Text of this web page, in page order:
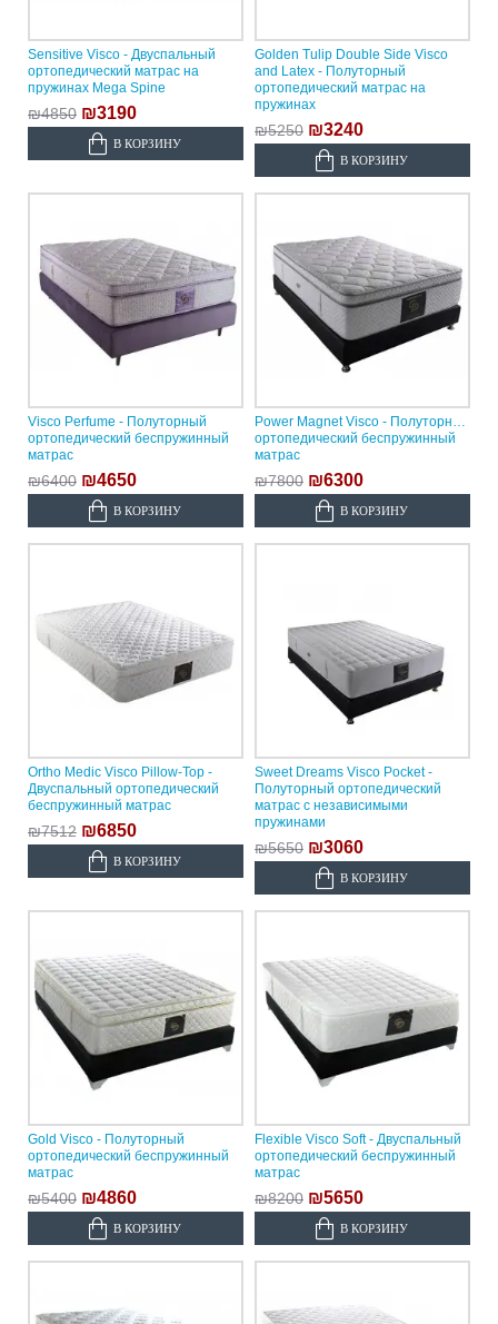
Sensitive Visco - Двуспальный
ортопедический матрас на
пружинах Mega Spine
₪4850 ₪3190
В КОРЗИНУ
Golden Tulip Double Side Visco
and Latex - Полуторный
ортопедический матрас на
пружинах
₪5250 ₪3240
В КОРЗИНУ
Visco Perfume - Полуторный
ортопедический беспружинный
матрас
₪6400 ₪4650
В КОРЗИНУ
Power Magnet Visco - Полуторный
ортопедический беспружинный
матрас
₪7800 ₪6300
В КОРЗИНУ
Ortho Medic Visco Pillow-Top -
Двуспальный ортопедический
беспружинный матрас
₪7512 ₪6850
В КОРЗИНУ
Sweet Dreams Visco Pocket -
Полуторный ортопедический
матрас с независимыми
пружинами
₪5650 ₪3060
В КОРЗИНУ
Gold Visco - Полуторный
ортопедический беспружинный
матрас
₪5400 ₪4860
В КОРЗИНУ
Flexible Visco Soft - Двуспальный
ортопедический беспружинный
матрас
₪8200 ₪5650
В КОРЗИНУ